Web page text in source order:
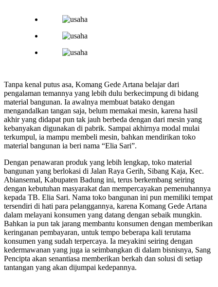
Tanpa kenal putus asa, Komang Gede Artana belajar dari
pengalaman temannya yang lebih dulu berkecimpung di bidang
material bangunan. Ia awalnya membuat batako dengan
mengandalkan tangan saja, belum memakai mesin, karena hasil
akhir yang didapat pun tak jauh berbeda dengan dari mesin yang
kebanyakan digunakan di pabrik. Sampai akhirnya modal mulai
terkumpul, ia mampu membeli mesin, bahkan mendirikan toko
material bangunan ia beri nama “Elia Sari”.
Dengan penawaran produk yang lebih lengkap, toko material
bangunan yang berlokasi di Jalan Raya Gerih, Sibang Kaja, Kec.
Abiansemal, Kabupaten Badung ini, terus berkembang seiring
dengan kebutuhan masyarakat dan mempercayakan pemenuhannya
kepada TB. Elia Sari. Nama toko bangunan ini pun memiliki tempat
tersendiri di hati para pelanggannya, karena Komang Gede Artana
dalam melayani konsumen yang datang dengan sebaik mungkin.
Bahkan ia pun tak jarang membantu konsumen dengan memberikan
keringanan pembayaran, untuk tempo beberapa kali terutama
konsumen yang sudah terpercaya. Ia meyakini seiring dengan
kedermawanan yang juga ia seimbangkan di dalam bisnisnya, Sang
Pencipta akan senantiasa memberikan berkah dan solusi di setiap
tantangan yang akan dijumpai kedepannya.